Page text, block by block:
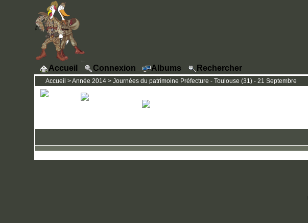
Accueil Connexion Albums Rechercher
Accueil >Année 2014> Journées du patrimoine Préfecture - Toulouse (31) - 21 Septembre